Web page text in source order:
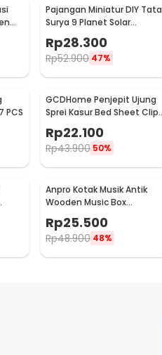
Pajangan Miniatur DIY Tata
Surya 9 Planet Solar
System Planetary - 2135
Rp28.300
Rp52.900 47%
PCS
GCDHome Penjepit Ujung
Sprei Kasur Bed Sheet Clip
Rp22.100
Rp43.900 50%
-
Anpro Kotak Musik Antik
Wooden Music Box
ADQ0194
Rp25.500
Rp48.900 48%